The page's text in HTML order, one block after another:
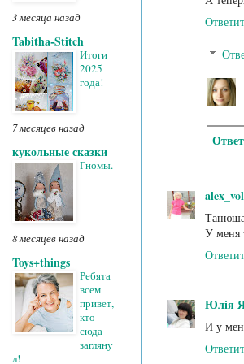
У меня
Юлія
И у
3 месяца назад
Tabitha-Stitch
Итоги
2025
года!
7 месяцев назад
кукольные сказки
Гномы.
8 месяцев назад
Toys+things
Ребята
всем
привет,
кто
сюда
загляну
л!